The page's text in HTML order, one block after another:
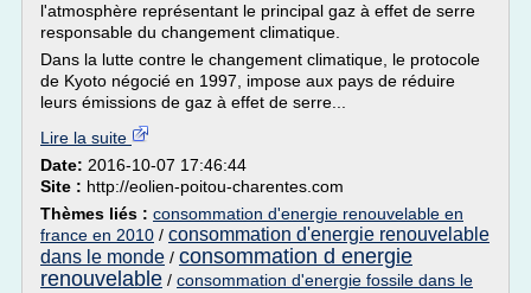
l'atmosphère représentant le principal gaz à effet de serre
responsable du changement climatique.
Dans la lutte contre le changement climatique, le protocole
de Kyoto négocié en 1997, impose aux pays de réduire
leurs émissions de gaz à effet de serre...
Lire la suite
Date: 2016-10-07 17:46:44
Site : http://eolien-poitou-charentes.com
Thèmes liés : consommation d'energie renouvelable en
france en 2010 / consommation d'energie renouvelable
dans le monde / consommation d energie
renouvelable / consommation d'energie fossile dans le